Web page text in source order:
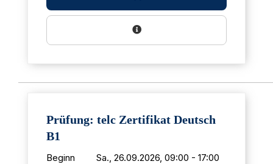
Prüfung: telc Zertifikat Deutsch
B1
Beginn
Sa., 26.09.2026, 09:00 - 17:00